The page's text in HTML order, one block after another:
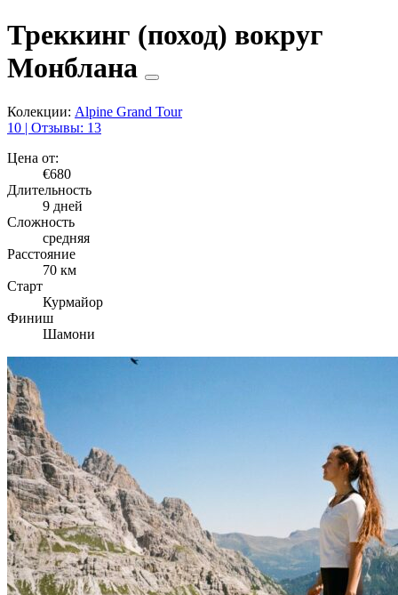
Треккинг (поход) вокруг
Монблана
Колекции: Alpine Grand Tour
10 | Отзывы: 13
Цена от:
€680
Длительность
9 дней
Сложность
средняя
Расстояние
70 км
Старт
Курмайор
Финиш
Шамони